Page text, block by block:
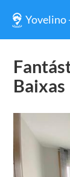
Yovelino
Baixas